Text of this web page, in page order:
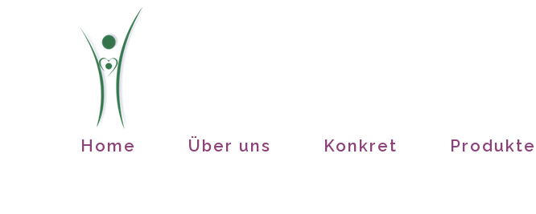
Home Über uns Konkret Produkte